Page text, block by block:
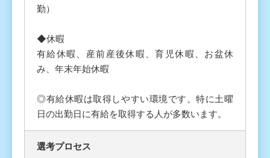
勤）
◆休暇
有給休暇、産前産後休暇、育児休暇、お盆休
み、年末年始休暇
◎有給休暇は取得しやすい環境です。特に土曜
日の出勤日に有給を取得する人が多数います。
選考プロセス